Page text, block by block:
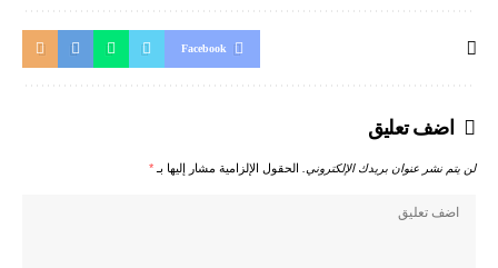
Facebook
اضف تعليق
لن يتم نشر عنوان بريدك الإلكتروني. الحقول الإلزامية مشار إليها بـ *